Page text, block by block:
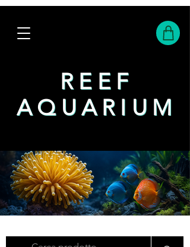
REEF
AQUARIUM
REEF
AQUARIUM